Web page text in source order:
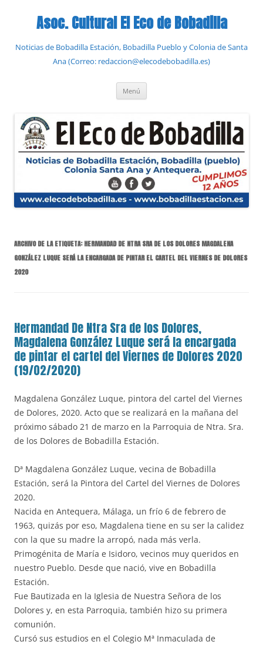
contenidoAsoc. Cultural El Eco de Bobadilla
Noticias de Bobadilla Estación, Bobadilla Pueblo y Colonia de Santa
Ana (Correo: redaccion@elecodebobadilla.es)
Menú
ARCHIVO DE LA ETIQUETA:HERMANDAD DE NTRA SRA DE LOS DOLORES MAGDALENA
GONZÁLEZ LUQUE SERÁ LA ENCARGADA DE PINTAR EL CARTEL DEL VIERNES DE DOLORES
2020
Hermandad De Ntra Sra de los Dolores,
Magdalena González Luque será la encargada
de pintar el cartel del Viernes de Dolores 2020
(19/02/2020)
Magdalena González Luque, pintora del cartel del Viernes
de Dolores, 2020. Acto que se realizará en la mañana del
próximo sábado 21 de marzo en la Parroquia de Ntra. Sra.
de los Dolores de Bobadilla Estación.
Dª Magdalena González Luque, vecina de Bobadilla
Estación, será la Pintora del Cartel del Viernes de Dolores
2020.
Nacida en Antequera, Málaga, un frío 6 de febrero de
1963, quizás por eso, Magdalena tiene en su ser la calidez
con la que su madre la arropó, nada más verla.
Primogénita de María e Isidoro, vecinos muy queridos en
nuestro Pueblo. Desde que nació, vive en Bobadilla
Estación.
Fue Bautizada en la Iglesia de Nuestra Señora de los
Dolores y, en esta Parroquia, también hizo su primera
comunión.
Cursó sus estudios en el Colegio Mª Inmaculada de